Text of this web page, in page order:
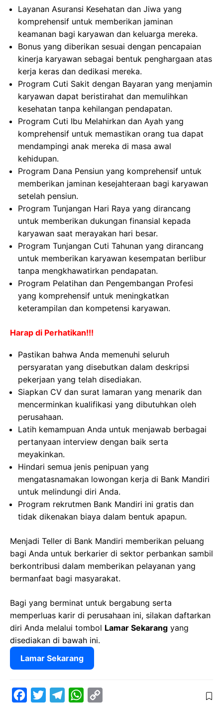
Layanan Asuransi Kesehatan dan Jiwa yang
komprehensif untuk memberikan jaminan
keamanan bagi karyawan dan keluarga mereka.
Bonus yang diberikan sesuai dengan pencapaian
kinerja karyawan sebagai bentuk penghargaan atas
kerja keras dan dedikasi mereka.
Program Cuti Sakit dengan Bayaran yang menjamin
karyawan dapat beristirahat dan memulihkan
kesehatan tanpa kehilangan pendapatan.
Program Cuti Ibu Melahirkan dan Ayah yang
komprehensif untuk memastikan orang tua dapat
mendampingi anak mereka di masa awal
kehidupan.
Program Dana Pensiun yang komprehensif untuk
memberikan jaminan kesejahteraan bagi karyawan
setelah pensiun.
Program Tunjangan Hari Raya yang dirancang
untuk memberikan dukungan finansial kepada
karyawan saat merayakan hari besar.
Program Tunjangan Cuti Tahunan yang dirancang
untuk memberikan karyawan kesempatan berlibur
tanpa mengkhawatirkan pendapatan.
Program Pelatihan dan Pengembangan Profesi
yang komprehensif untuk meningkatkan
keterampilan dan kompetensi karyawan.
Harap di Perhatikan!!!
Pastikan bahwa Anda memenuhi seluruh
persyaratan yang disebutkan dalam deskripsi
pekerjaan yang telah disediakan.
Siapkan CV dan surat lamaran yang menarik dan
mencerminkan kualifikasi yang dibutuhkan oleh
perusahaan.
Latih kemampuan Anda untuk menjawab berbagai
pertanyaan interview dengan baik serta
meyakinkan.
Hindari semua jenis penipuan yang
mengatasnamakan lowongan kerja di Bank Mandiri
untuk melindungi diri Anda.
Program rekrutmen Bank Mandiri ini gratis dan
tidak dikenakan biaya dalam bentuk apapun.
Menjadi Teller di Bank Mandiri memberikan peluang
bagi Anda untuk berkarier di sektor perbankan sambil
berkontribusi dalam memberikan pelayanan yang
bermanfaat bagi masyarakat.
Bagi yang berminat untuk bergabung serta
memperluas karir di perusahaan ini, silakan daftarkan
diri Anda melalui tombol Lamar Sekarang yang
disediakan di bawah ini.
Lamar Sekarang
W